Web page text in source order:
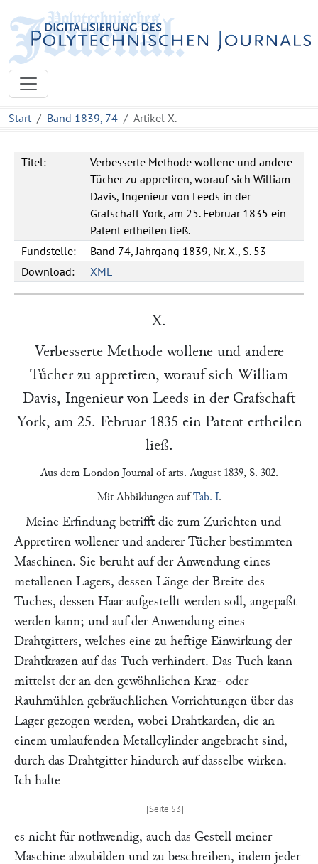
Start Band 1839, 74 Artikel X.
Titel:
Verbesserte Methode wollene und andere
Tücher zu appretiren, worauf sich William
Davis, Ingenieur von Leeds in der
Grafschaft York, am 25. Februar 1835 ein
Patent ertheilen ließ.
Fundstelle:
Band 74, Jahrgang 1839, Nr. X., S. 53
Download:
XML
X.
Verbesserte Methode wollene und andere
Tuͤcher zu appretiren, worauf sich William
Davis, Ingenieur von Leeds in der Grafschaft
York, am 25. Februar 1835 ein Patent ertheilen
ließ.
Aus dem London Journal of arts. August 1839, S. 302.
Mit Abbildungen aufTab. I.
Meine Erfindung betrifft die zum Zurichten und
Appretiren wollener und anderer Tücher bestimmten
Maschinen. Sie beruht auf der Anwendung eines
metallenen Lagers, dessen Länge der Breite des
Tuches, dessen Haar aufgestellt werden soll, angepaßt
werden kann; und auf der Anwendung eines
Drahtgitters, welches eine zu heftige Einwirkung der
Drahtkrazen auf das Tuch verhindert. Das Tuch kann
mittelst der an den gewöhnlichen Kraz- oder
Rauhmühlen gebräuchlichen Vorrichtungen über das
Lager gezogen werden, wobei Drahtkarden, die an
einem umlaufenden Metallcylinder angebracht sind,
durch das Drahtgitter hindurch auf dasselbe wirken.
Ich halte
es nicht für nothwendig, auch das Gestell meiner
Maschine abzubilden und zu beschreiben, indem jeder